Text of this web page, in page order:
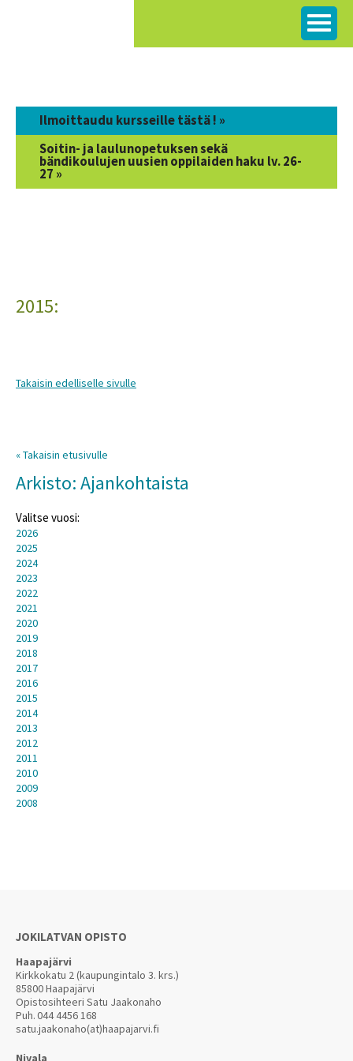
Ilmoittaudu kursseille tästä ! »
Soitin- ja laulunopetuksen sekä
bändikoulujen uusien oppilaiden haku lv. 26-
27 »
2015:
Takaisin edelliselle sivulle
« Takaisin etusivulle
Arkisto: Ajankohtaista
Valitse vuosi:
2026
2025
2024
2023
2022
2021
2020
2019
2018
2017
2016
2015
2014
2013
2012
2011
2010
2009
2008
JOKILATVAN OPISTO
Haapajärvi
Kirkkokatu 2 (kaupungintalo 3. krs.)
85800 Haapajärvi
Opistosihteeri Satu Jaakonaho
Puh.044 4456 168
satu.jaakonaho(at)haapajarvi.fi
Nivala